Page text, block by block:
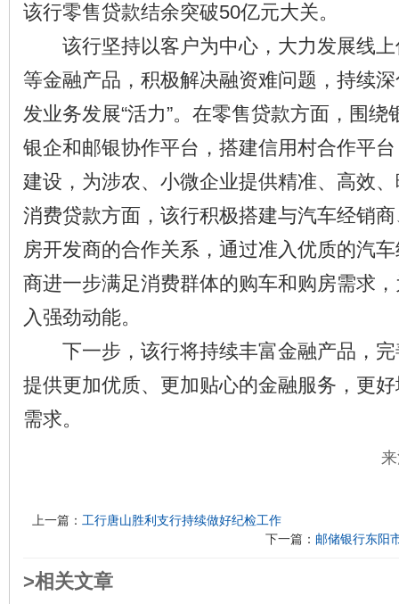
该行零售贷款结余突破50亿元大关。
该行坚持以客户为中心，大力发展线上
等金融产品，积极解决融资难问题，持续
发业务发展“活力”。在零售贷款方面，围
银企和邮银协作平台，搭建信用村合作平
建设，为涉农、小微企业提供精准、高效
消费贷款方面，该行积极搭建与汽车经销
房开发商的合作关系，通过准入优质的汽
商进一步满足消费群体的购车和购房需求
入强劲动能。
下一步，该行将持续丰富金融产品，完
提供更加优质、更加贴心的金融服务，更
需求。
上一篇： 工行唐山胜利支行持续做好纪检工作
下一篇： 邮储银行东阳
>相关文章